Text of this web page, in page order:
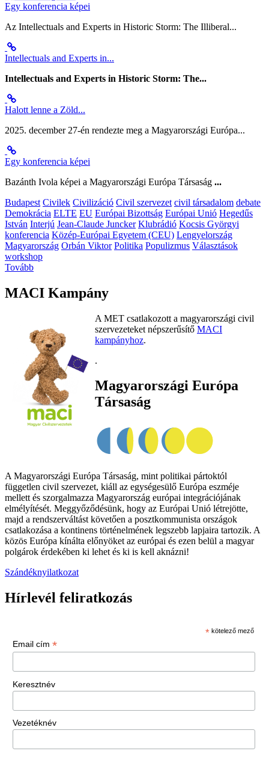
Egy konferencia képei
Az Intellectuals and Experts in Historic Storm: The Illiberal...
Intellectuals and Experts in...
Intellectuals and Experts in Historic Storm: The...
Halott lenne a Zöld...
2025. december 27-én rendezte meg a Magyarországi Európa...
Egy konferencia képei
Bazánth Ivola képei a Magyarországi Európa Társaság ...
Budapest Civilek Civilizáció Civil szervezet civil társadalom debate
Demokrácia ELTE EU Európai Bizottság Európai Unió Hegedűs
István Interjú Jean-Claude Juncker Klubrádió Kocsis Györgyi
konferencia Közép-Európai Egyetem (CEU) Lengyelország
Magyarország Orbán Viktor Politika Populizmus Választások
workshop
Tovább
MACI Kampány
A MET csatlakozott a magyarországi civil
szervezeteket népszerűsítő MACI
kampányhoz.
.
Magyarországi Európa
Társaság
A Magyarországi Európa Társaság, mint politikai pártoktól
független civil szervezet, kiáll az egységesülő Európa eszméje
mellett és szorgalmazza Magyarország európai integrációjának
elmélyítését. Meggyőződésünk, hogy az Európai Unió létrejötte,
majd a rendszerváltást követően a posztkommunista országok
csatlakozása a kontinens történelmének legszebb lapjaira tartozik. A
közös Európa kínálta előnyöket az európai és ezen belül a magyar
polgárok érdekében ki lehet és ki is kell aknázni!
Szándéknyilatkozat
Hírlevél feliratkozás
* kötelező mező
Email cím *
Keresztnév
Vezetéknév